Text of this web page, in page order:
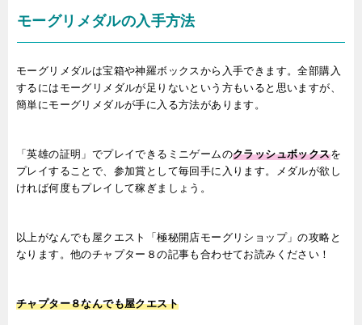
モーグリメダルの入手方法
モーグリメダルは宝箱や神羅ボックスから入手できます。全部購入
するにはモーグリメダルが足りないという方もいると思いますが、
簡単にモーグリメダルが手に入る方法があります。
「英雄の証明」でプレイできるミニゲームのクラッシュボックスを
プレイすることで、参加賞として毎回手に入ります。メダルが欲し
ければ何度もプレイして稼ぎましょう。
以上がなんでも屋クエスト「極秘開店モーグリショップ」の攻略と
なります。 他のチャプター８の記事も合わせてお読みください！
チャプター８なんでも屋クエスト